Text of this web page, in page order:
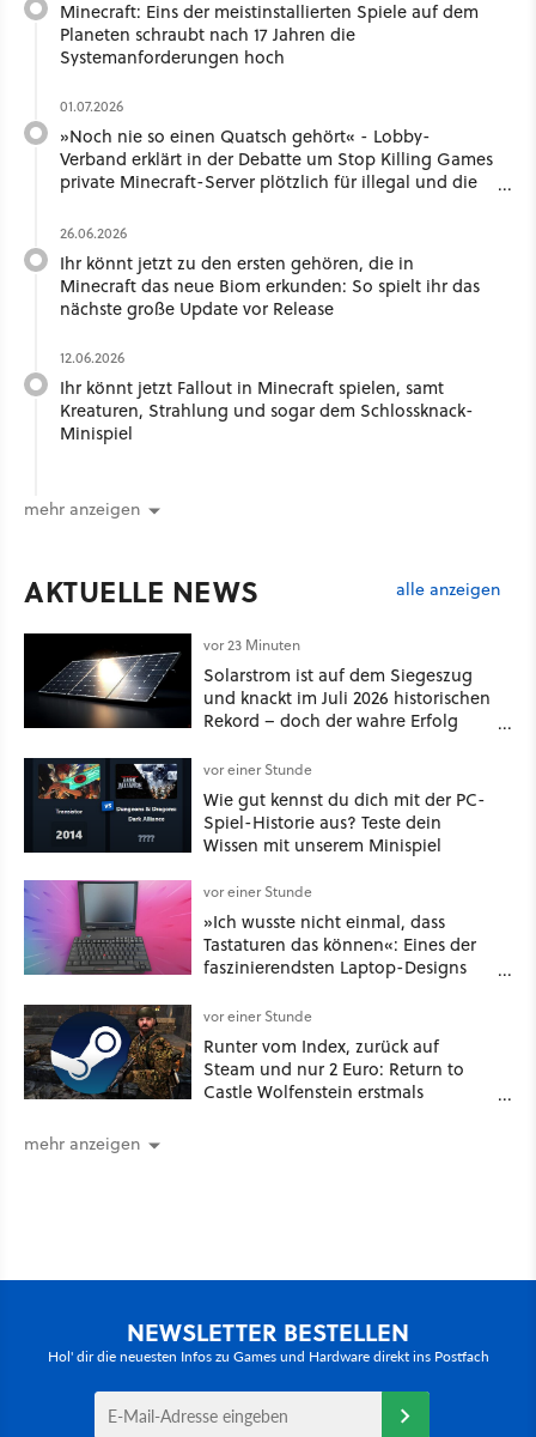
Minecraft: Eins der meistinstallierten Spiele auf dem
Planeten schraubt nach 17 Jahren die
Systemanforderungen hoch
01.07.2026
»Noch nie so einen Quatsch gehört« - Lobby-
Verband erklärt in der Debatte um Stop Killing Games
private Minecraft-Server plötzlich für illegal und die
26.06.2026
Ihr könnt jetzt zu den ersten gehören, die in
Minecraft das neue Biom erkunden: So spielt ihr das
nächste große Update vor Release
12.06.2026
Ihr könnt jetzt Fallout in Minecraft spielen, samt
Kreaturen, Strahlung und sogar dem Schlossknack-
Minispiel
mehr anzeigen
AKTUELLE NEWS alle anzeigen
vor 23 Minuten
Solarstrom ist auf dem Siegeszug
und knackt im Juli 2026 historischen
Rekord – doch der wahre Erfolg
vor einer Stunde
Wie gut kennst du dich mit der PC-
Spiel-Historie aus? Teste dein
Wissen mit unserem Minispiel
vor einer Stunde
»Ich wusste nicht einmal, dass
Tastaturen das können«: Eines der
faszinierendsten Laptop-Designs
vor einer Stunde
Runter vom Index, zurück auf
Steam und nur 2 Euro: Return to
Castle Wolfenstein erstmals
mehr anzeigen
NEWSLETTER BESTELLEN
Hol' dir die neuesten Infos zu Games und Hardware direkt ins Postfach